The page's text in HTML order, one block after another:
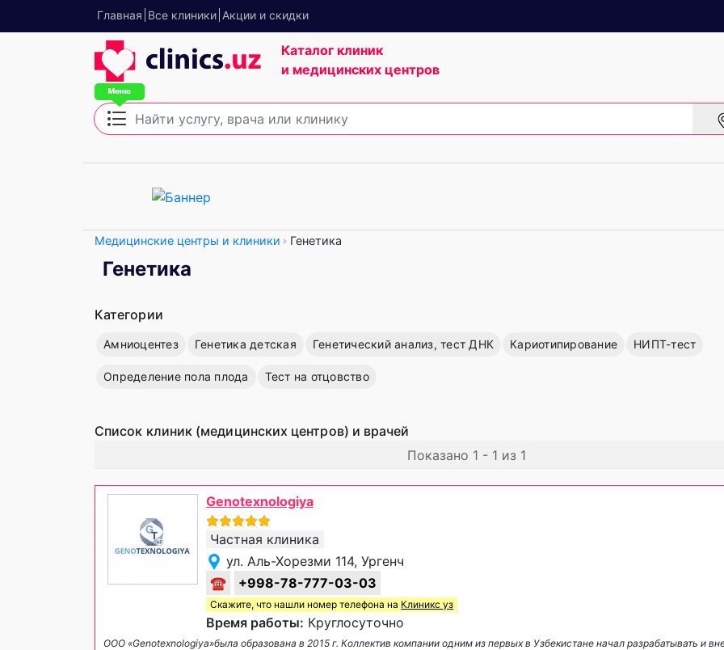
Главная Все клиники Акции и скидки
Каталог клиник
и медицинских центров
Медицинские центры и клиники Генетика
Генетика
Категории
Амниоцентез Генетика детская Генетический анализ, тест ДНК Кариотипирование НИПТ-тест
Определение пола плода Тест на отцовство
Список клиник (медицинских центров) и врачей
Показано 1 - 1 из 1
Genotexnologiya
Частная клиника
ул. Аль-Хорезми 114, Ургенч
☎
+998-78-777-03-03
Скажите, что нашли номер телефона на Клиникс уз
Время работы: Круглосуточно
ООО «Genotexnologiya»была образована в 2015 г. Коллектив компании одним из первых в Узбекистане начал разрабатывать и